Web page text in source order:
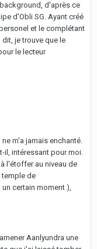
d'après ce
d'Obli SG. Ayant créé
et le complétant
je trouve que le
le lecteur
m'a jamais enchanté.
il, intéressant pour moi.
l'étoffer au niveau de
temple de
certain moment ),
Aanlyundra une